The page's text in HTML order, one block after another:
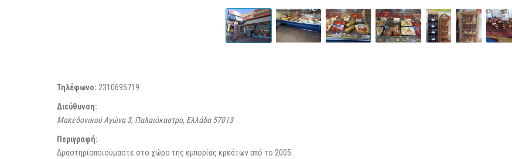
Τηλέφωνο: 2310695719
Διεύθυνση:
Μακεδονικού Αγώνα 3, Παλαιόκαστρο, Ελλάδα 57013
Περιγραφή:
Δραστηριοποιούμαστε στο χώρο της εμπορίας κρεάτων από το 2005.